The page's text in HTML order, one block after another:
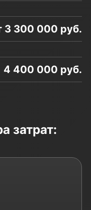
3 300 000 руб.
4 400 000 руб.
затрат: